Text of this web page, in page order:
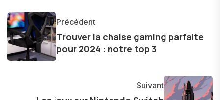
et bien d'autres gadgets technologiques. Armé
d'une curiosité insatiable, j'aime dévoiler les
dernières tendances et innovations, partageant
avec enthousiasme mes découvertes avec la
l'exploration constante des frontières de la
technologie me permet de présenter aux
Précédent
Trouver la chaise gaming parfaite
pour 2024 : notre top 3
Suivant